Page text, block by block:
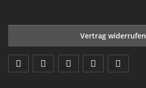
Vertrag widerrufen